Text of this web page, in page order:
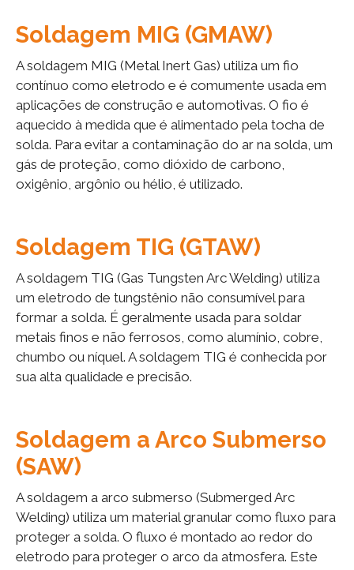
Soldagem MIG (GMAW)
A soldagem MIG (Metal Inert Gas) utiliza um fio
contínuo como eletrodo e é comumente usada em
aplicações de construção e automotivas. O fio é
aquecido à medida que é alimentado pela tocha de
solda. Para evitar a contaminação do ar na solda, um
gás de proteção, como dióxido de carbono,
oxigênio, argônio ou hélio, é utilizado.
Soldagem TIG (GTAW)
A soldagem TIG (Gas Tungsten Arc Welding) utiliza
um eletrodo de tungstênio não consumível para
formar a solda. É geralmente usada para soldar
metais finos e não ferrosos, como alumínio, cobre,
chumbo ou níquel. A soldagem TIG é conhecida por
sua alta qualidade e precisão.
Soldagem a Arco Submerso
(SAW)
A soldagem a arco submerso (Submerged Arc
Welding) utiliza um material granular como fluxo para
proteger a solda. O fluxo é montado ao redor do
eletrodo para proteger o arco da atmosfera. Este